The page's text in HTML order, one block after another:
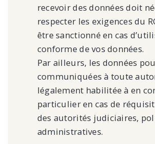
recevoir des données doit
respecter les exigences du
être sanctionné en cas
conforme de vos données.
Par ailleurs, les données
communiquées à toute
légalement habilitée à en
particulier en cas de
des autorités judiciaires,
administratives.